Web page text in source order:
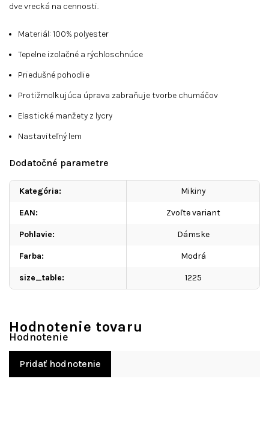
dve vrecká na cennosti.
Materiál: 100% polyester
Tepelne izolačné a rýchloschnúce
Priedušné pohodlie
Protižmolkujúca úprava zabraňuje tvorbe chumáčov
Elastické manžety z lycry
Nastaviteľný lem
Dodatočné parametre
Kategória: Mikiny
EAN: Zvoľte variant
Pohlavie: Dámske
Farba: Modrá
size_table: 1225
Hodnotenie tovaru
Pridať hodnotenie